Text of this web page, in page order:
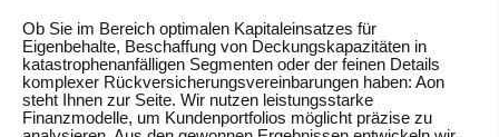
Ob Sie im Bereich optimalen Kapitaleinsatzes für
Eigenbehalte, Beschaffung von Deckungskapazitäten in
katastrophenanfälligen Segmenten oder der feinen Details
komplexer Rückversicherungsvereinbarungen haben: Aon
steht Ihnen zur Seite. Wir nutzen leistungsstarke
Finanzmodelle, um Kundenportfolios möglicht präzise zu